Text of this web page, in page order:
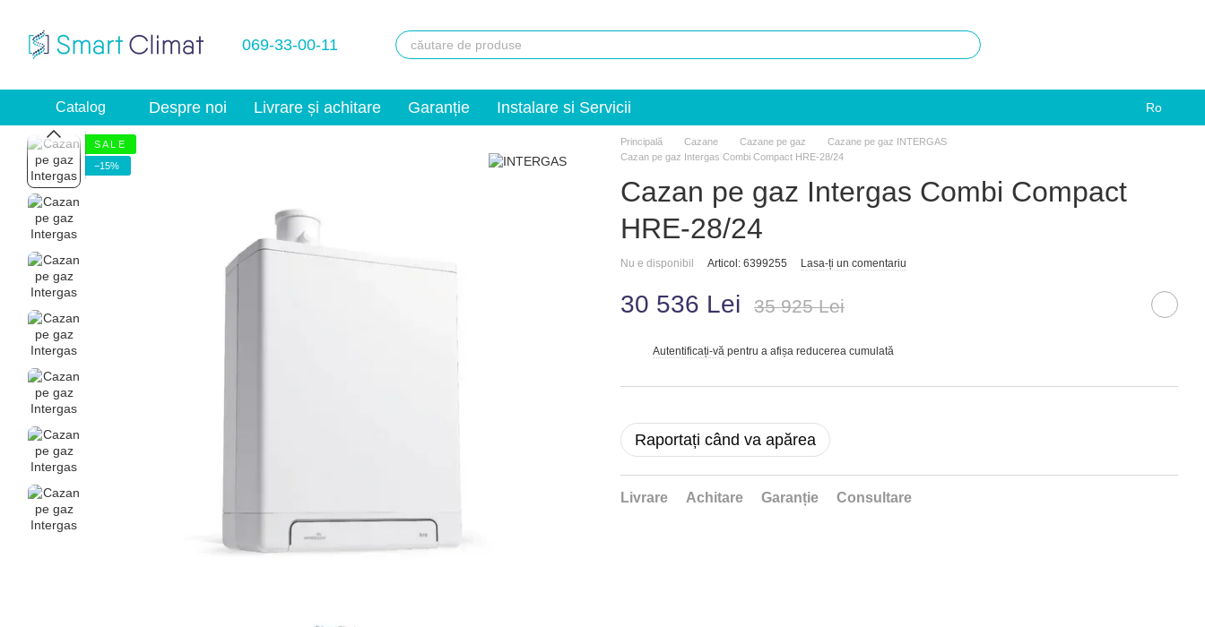
069-33-00-11
Catalog Despre noi Livrare și achitare Garanție Instalare si Servicii Ro
S A L E
−15%
Principală Сazane Cazane pe gaz
Cazane pe gaz INTERGAS
Cazan pe gaz Intergas Combi Compact HRE-28/24
Cazan pe gaz Intergas Combi Compact
HRE-28/24
Nu e disponibil Articol: 6399255 Lasa-ți un comentariu
30 536 Lei 35 925 Lei
Autentificați-vă pentru a afișa reducerea cumulată
Raportați când va apărea
Livrare Achitare Garanție Consultare